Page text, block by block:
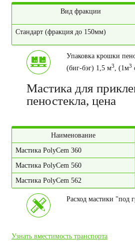
Вид фракции
Стандарт (фракция до 150мм)
Упаковка крошки
(биг-бэг) 1,5 м3, (1м3
Мастика для
пеностекла, цена
Наименование
Мастика PolyCem 360
Мастика PolyCem 560
Мастика PolyCem 562
Расход мастики "под
Узнать вместимость транспорта